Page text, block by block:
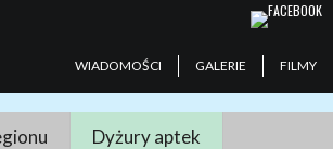
WIADOMOŚCI GALERIE FILMY
Dyżury aptek